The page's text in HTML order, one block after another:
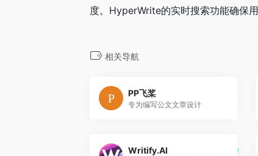
度。HyperWrite的实时搜索功能确保
相关导航
PP飞桨
专为编写公文文章设计
Writify.AI